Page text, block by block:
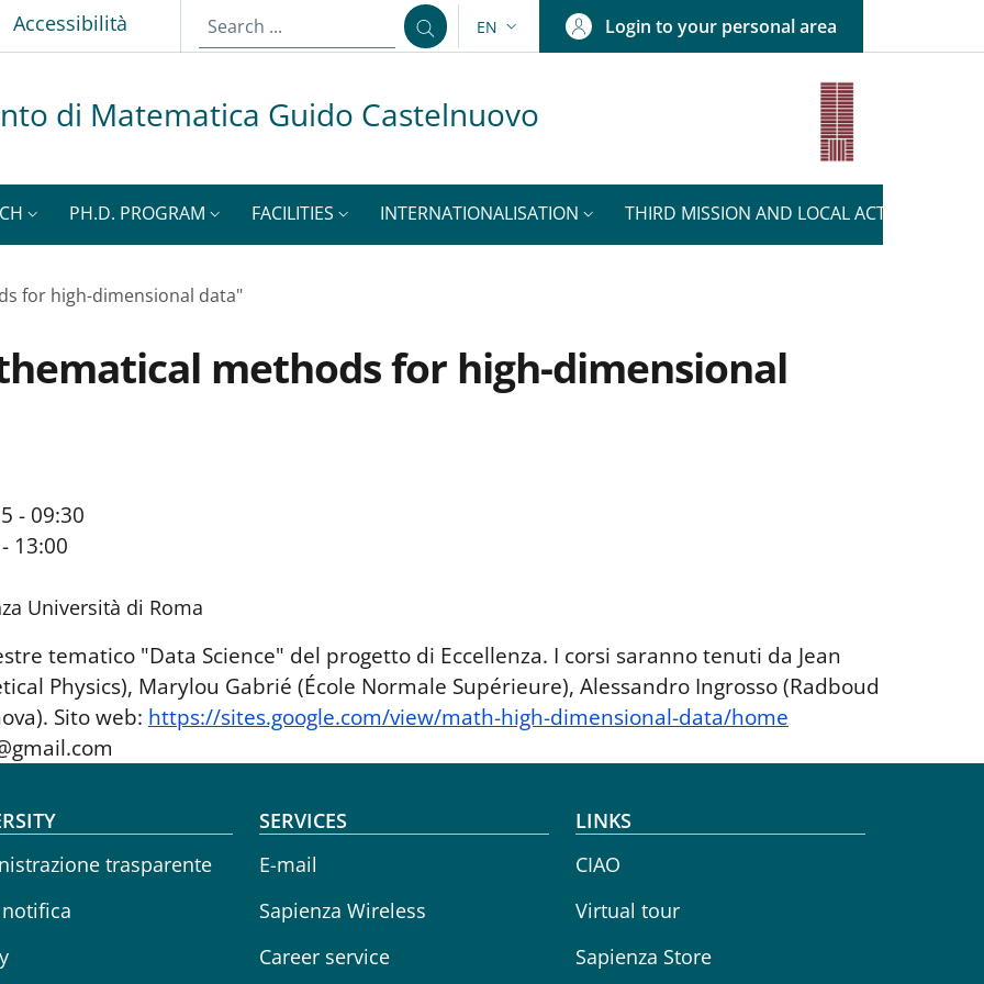
Accessibilità
LANGUAGE SWITCHER: CURRENT LANGUAGE
EN Login to your personal area
di Matematica Guido Castelnuovo
PH.D. PROGRAM FACILITIES INTERNATIONALISATION THIRD MISSION AND LOCAL ACTIVITIES
for high-dimensional data"
methods for high-dimensional
- 09:30
13:00
Università di Roma
tematico "Data Science" del progetto di Eccellenza. I corsi saranno tenuti da Jean
Physics), Marylou Gabrié (École Normale Supérieure), Alessandro Ingrosso (Radboud
Sito web: https://sites.google.com/view/math-high-dimensional-data/home
menu
trasparente
SERVICES
E-mail
Sapienza Wireless
Career service
LINKS
CIAO
Virtual tour
Sapienza Store